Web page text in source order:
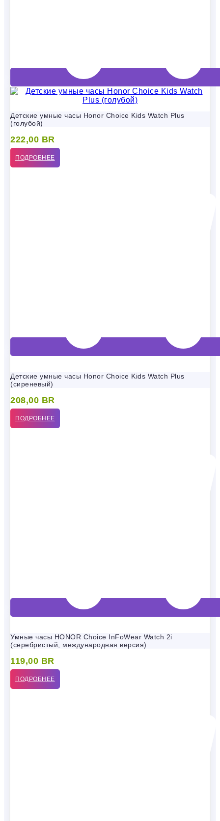
Детские умные часы Honor Choice Kids Watch Plus
(голубой)
222,00 BR
ПОДРОБНЕЕ
Детские умные часы Honor Choice Kids Watch Plus
(сиреневый)
208,00 BR
ПОДРОБНЕЕ
Умные часы HONOR Choice InFoWear Watch 2i
(серебристый, международная версия)
119,00 BR
ПОДРОБНЕЕ